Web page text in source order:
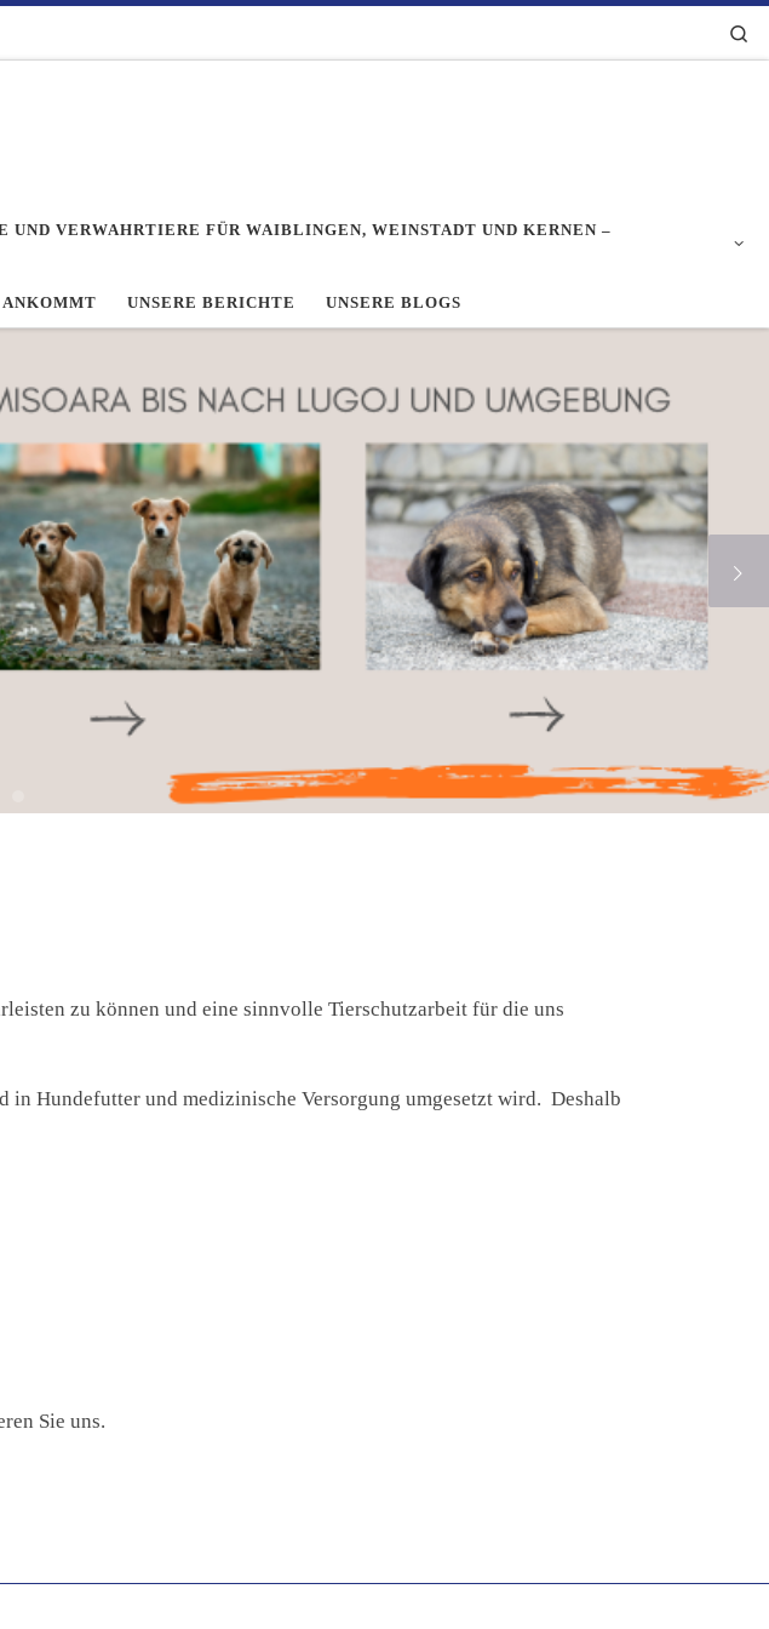
UND VERWAHRTIERE FÜR WAIBLINGEN, WEINSTADT UND KERNEN –
UNSERE BERICHTE UNSERE BLOGS
zu können und eine sinnvolle Tierschutzarbeit für die uns
in Hundefutter und medizinische Versorgung umgesetzt wird. Deshalb
Sie uns.